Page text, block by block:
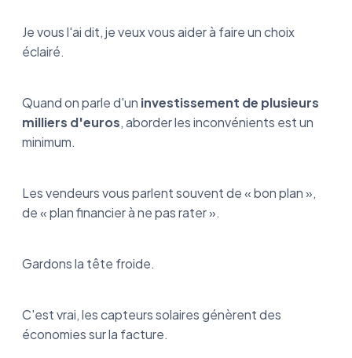
Je vous l'ai dit, je veux vous aider à faire un choix
éclairé.
Quand on parle d'un investissement de plusieurs
milliers d'euros, aborder les inconvénients est un
minimum.
Les vendeurs vous parlent souvent de « bon plan »,
de « plan financier à ne pas rater ».
Gardons la tête froide.
C'est vrai, les capteurs solaires génèrent des
économies sur la facture.